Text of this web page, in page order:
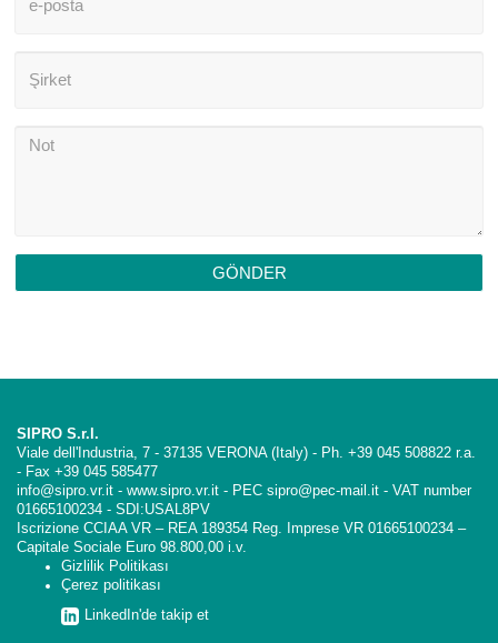
GÖNDER
SIPRO S.r.l.
Viale dell'Industria, 7 - 37135 VERONA (Italy) - Ph. +39 045 508822 r.a.
- Fax +39 045 585477
info@sipro.vr.it - www.sipro.vr.it - PEC sipro@pec-mail.it - VAT number
01665100234 - SDI:USAL8PV
Iscrizione CCIAA VR – REA 189354 Reg. Imprese VR 01665100234 –
Capitale Sociale Euro 98.800,00 i.v.
Gizlilik Politikası
Çerez politikası
LinkedIn'de takip et